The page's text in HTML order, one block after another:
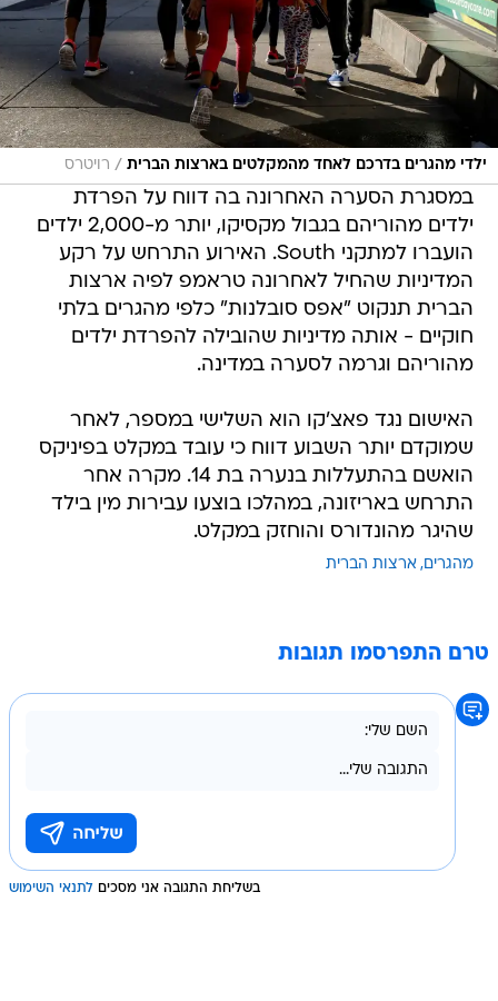
ילדי מהגרים בדרכם לאחד מהמקלטים בארצות הברית / רויטרס
במסגרת הסערה האחרונה בה דווח על הפרדת
ילדים מהוריהם בגבול מקסיקו, יותר מ-2,000 ילדים
הועברו למתקני South. האירוע התרחש על רקע
המדיניות שהחיל לאחרונה טראמפ לפיה ארצות
הברית תנקוט "אפס סובלנות" כלפי מהגרים בלתי
חוקיים - אותה מדיניות שהובילה להפרדת ילדים
מהוריהם וגרמה לסערה במדינה.
האישום נגד פאצ'קו הוא השלישי במספר, לאחר
שמוקדם יותר השבוע דווח כי עובד במקלט בפיניקס
הואשם בהתעללות בנערה בת 14. מקרה אחר
התרחש באריזונה, במהלכו בוצעו עבירות מין בילד
שהיגר מהונדורס והוחזק במקלט.
מהגרים ארצות הברית
טרם התפרסמו תגובות
בשליחת התגובה אני מסכים לתנאי השימוש